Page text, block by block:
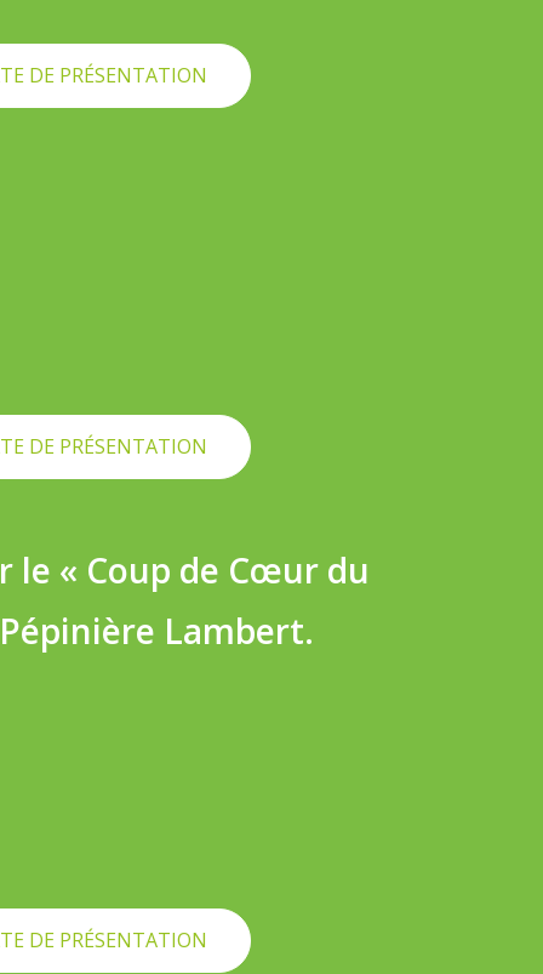
DE PRÉSENTATION
DE PRÉSENTATION
le « Coup de Cœur du
Lambert.
DE PRÉSENTATION